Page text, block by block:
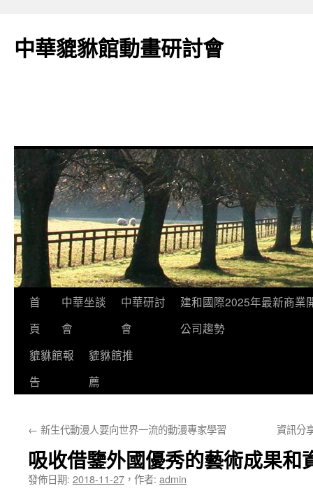
主
中華貔貅館動畫研討會
首
頁
中華坐談
會
中華研討
會
建和國際2025年最新商業
公司趨勢
貔貅館報
告
貔貅館推
薦
← 新生代動漫人要向世界一流的動漫專家學習 資訊分
吸收借鑒外國優秀的藝術成果和
發佈日期: 2018-11-27 ， 作者: admin